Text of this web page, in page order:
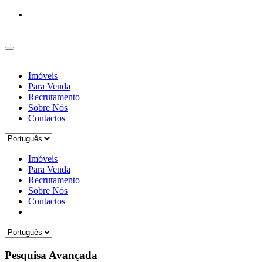
Imóveis
Para Venda
Recrutamento
Sobre Nós
Contactos
Imóveis
Para Venda
Recrutamento
Sobre Nós
Contactos
Pesquisa Avançada